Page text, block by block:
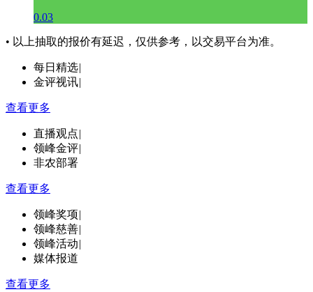
0.03
• 以上抽取的报价有延迟，仅供参考，以交易平台为准。
每日精选|
金评视讯|
查看更多
直播观点|
领峰金评|
非农部署
查看更多
领峰奖项|
领峰慈善|
领峰活动|
媒体报道
查看更多